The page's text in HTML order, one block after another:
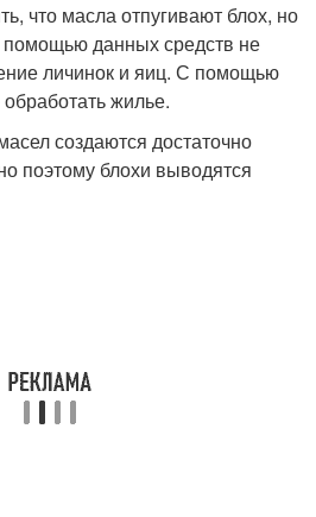
что масла отпугивают блох, но
помощью данных средств не
личинок и яиц. С помощью
жилье.
создаются достаточно
поэтому блохи выводятся